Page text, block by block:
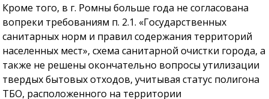
Кроме того, в г. Ромны больше года не согласована
вопреки требованиям п. 2.1. «Государственных
санитарных норм и правил содержания территорий
населенных мест», схема санитарной очистки города, а
также не решены окончательно вопросы утилизации
твердых бытовых отходов, учитывая статус полигона
ТБО, расположенного на территории